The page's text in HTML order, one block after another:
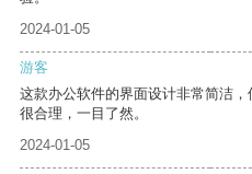
2024-01-05
游客
这款办公软件的界面设计非常简洁
很合理，一目了然。
2024-01-05